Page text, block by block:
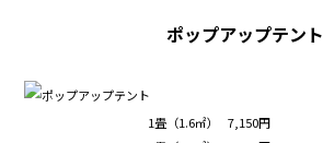
ポップアップテント
1畳（1.6㎡）
7,150円